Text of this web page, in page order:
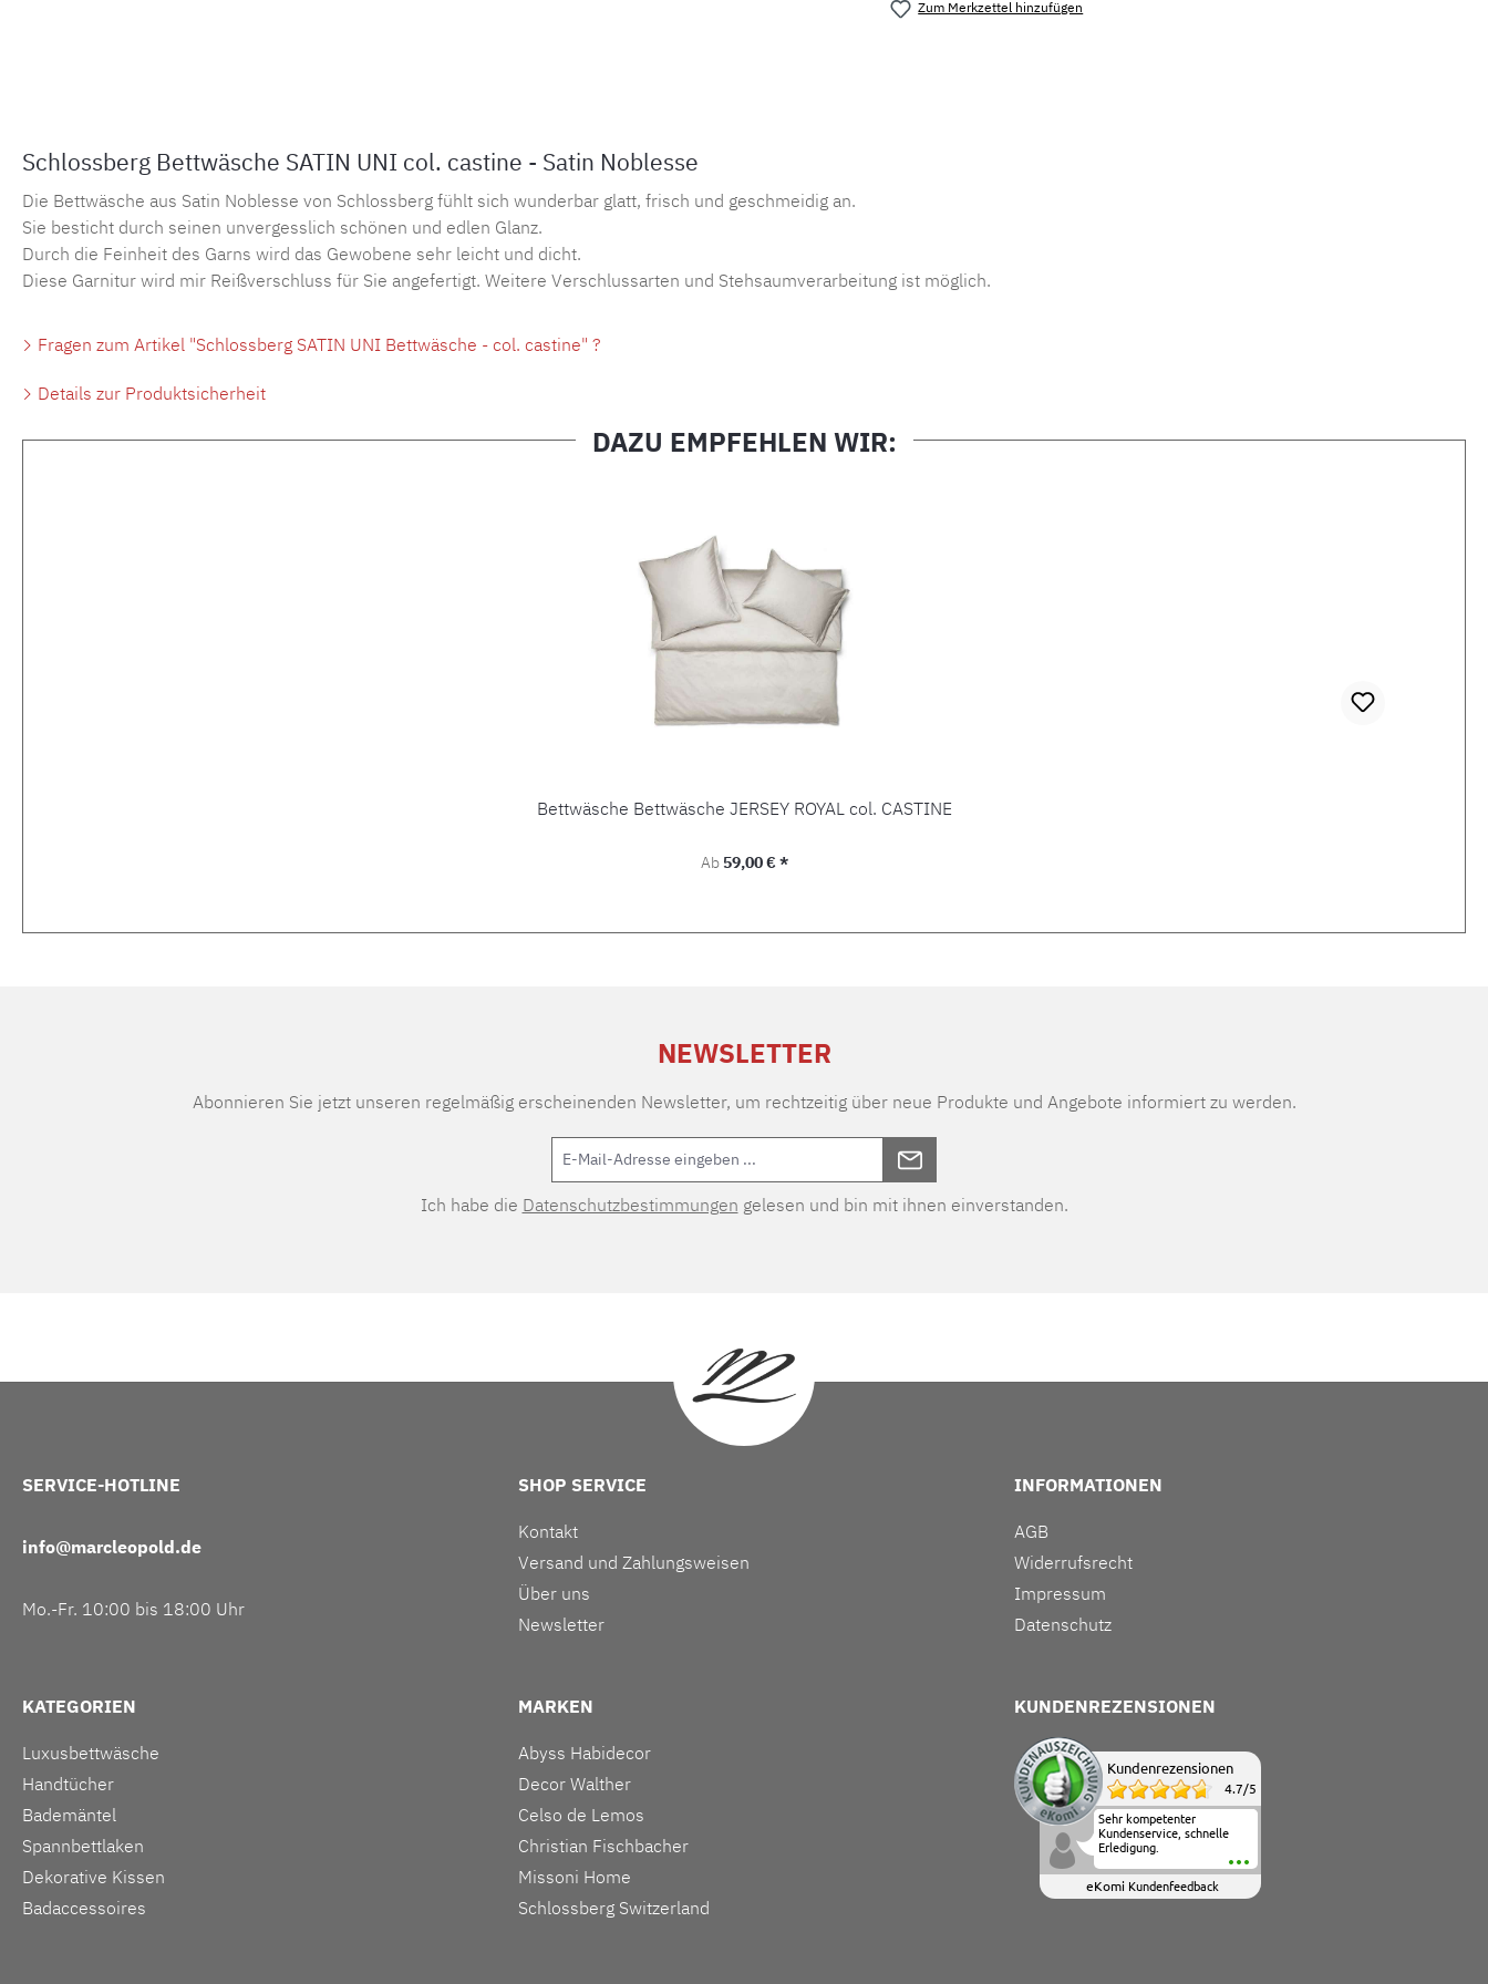
Zum Merkzettel hinzufügen
Schlossberg Bettwäsche SATIN UNI col. castine - Satin Noblesse
Die Bettwäsche aus Satin Noblesse von Schlossberg fühlt sich wunderbar glatt, frisch und geschmeidig an.
Sie besticht durch seinen unvergesslich schönen und edlen Glanz.
Durch die Feinheit des Garns wird das Gewobene sehr leicht und dicht.
Diese Garnitur wird mir Reißverschluss für Sie angefertigt. Weitere Verschlussarten und Stehsaumverarbeitung ist möglich.
Fragen zum Artikel "Schlossberg SATIN UNI Bettwäsche - col. castine" ?
Details zur Produktsicherheit
DAZU EMPFEHLEN WIR:
Bettwäsche Bettwäsche JERSEY ROYAL col. CASTINE
Regulärer Preis:
Ab 59,00 € *
NEWSLETTER
Abonnieren Sie jetzt unseren regelmäßig erscheinenden Newsletter, um rechtzeitig über neue Produkte und Angebote informiert zu werden.
Ich habe die Datenschutzbestimmungen gelesen und bin mit ihnen einverstanden.
SERVICE-HOTLINE
info@marcleopold.de
Mo.-Fr. 10:00 bis 18:00 Uhr
SHOP SERVICE
Kontakt
Versand und Zahlungsweisen
Über uns
Newsletter
INFORMATIONEN
AGB
Widerrufsrecht
Impressum
Datenschutz
KATEGORIEN
Luxusbettwäsche
Handtücher
Bademäntel
Spannbettlaken
Dekorative Kissen
Badaccessoires
MARKEN
Abyss Habidecor
Decor Walther
Celso de Lemos
Christian Fischbacher
Missoni Home
Schlossberg Switzerland
KUNDENREZENSIONEN
Kundenrezensionen
4.7/5
Sehr kompetenter
Kundenservice, schnelle
Erledigung.
eKomi Kundenfeedback